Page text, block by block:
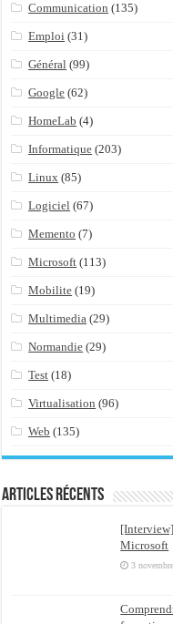
Communication (135)
Emploi (31)
Général (99)
Google (62)
HomeLab (4)
Informatique (203)
Linux (85)
Logiciel (67)
Memento (7)
Microsoft (113)
Mobilite (19)
Multimedia (29)
Normandie (29)
Test (18)
Virtualisation (96)
Web (135)
Articles récents
Microsoft
3